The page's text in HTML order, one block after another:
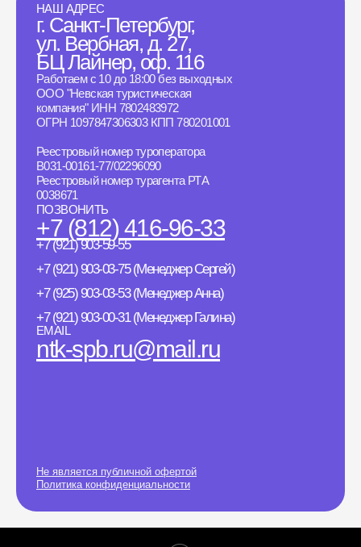
НАШ АДРЕС
г. Санкт-Петербург,
ул. Вербная, д. 27,
БЦ Лайнер, оф. 116
Работаем с 10 до 18:00 без выходных
ООО "Невская туристическая
компания" ИНН 7802483972
ОГРН 1097847306303 КПП 780201001
Реестровый номер туроператора
B031-00161-77/02296090
Реестровый номер турагента РТА
0038671
ПОЗВОНИТЬ
+7 (812) 416-96-33
+7 (921) 903-59-55
+7 (921) 903-03-75 (Менеджер Сергей)
+7 (925) 903-03-53 (Менеджер Анна)
+7 (921) 903-00-31 (Менеджер Галина)
EMAIL
ntk-spb.ru@mail.ru
Не является публичной офертой
Политика конфиденциальности